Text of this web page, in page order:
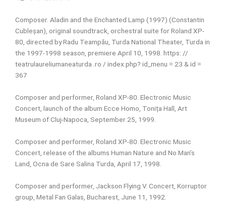
Composer. Aladin and the Enchanted Lamp (1997) (Constantin
Cubleșan), original soundtrack, orchestral suite for Roland XP-
80, directed by Radu Teampău, Turda National Theater, Turda in
the 1997-1998 season, premiere April 10, 1998. https: //
teatrulaureliumaneaturda .ro / index.php? id_menu = 23 & id =
367
Composer and performer, Roland XP-80. Electronic Music
Concert, launch of the album Ecce Homo, Tonița Hall, Art
Museum of Cluj-Napoca, September 25, 1999.
Composer and performer, Roland XP-80. Electronic Music
Concert, release of the albums Human Nature and No Man’s
Land, Ocna de Sare Salina Turda, April 17, 1998.
Composer and performer, Jackson Flying V. Concert, Korruptor
group, Metal Fan Galas, Bucharest, June 11, 1992.